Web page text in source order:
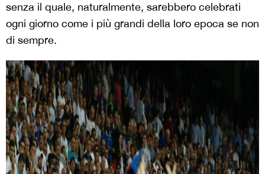
senza il quale, naturalmente, sarebbero celebrati
ogni giorno come i più grandi della loro epoca se non
di sempre.